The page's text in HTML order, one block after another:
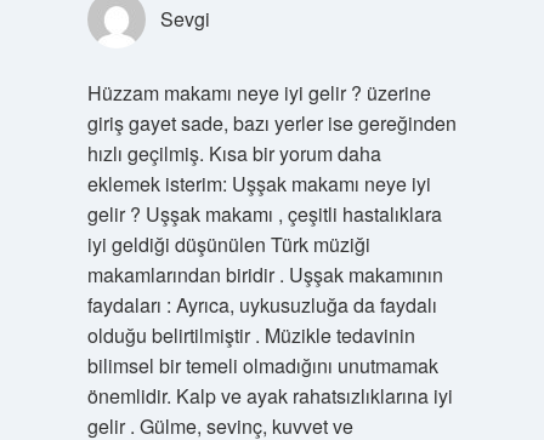
Sevgi
Hüzzam makamı neye iyi gelir ? üzerine
giriş gayet sade, bazı yerler ise gereğinden
hızlı geçilmiş. Kısa bir yorum daha
eklemek isterim: Uşşak makamı neye iyi
gelir ? Uşşak makamı , çeşitli hastalıklara
iyi geldiği düşünülen Türk müziği
makamlarından biridir . Uşşak makamının
faydaları : Ayrıca, uykusuzluğa da faydalı
olduğu belirtilmiştir . Müzikle tedavinin
bilimsel bir temeli olmadığını unutmamak
önemlidir. Kalp ve ayak rahatsızlıklarına iyi
gelir . Gülme, sevinç, kuvvet ve